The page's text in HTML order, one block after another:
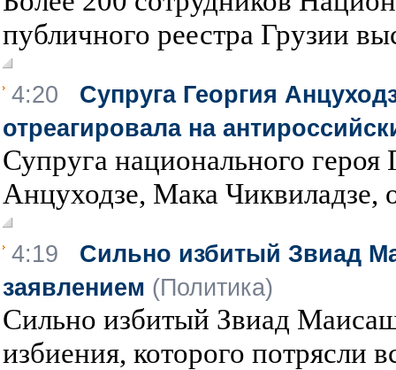
публичного реестра Грузии
4:20 Супруга Георгия
отреагировала на
Супруга национального героя
Анцуходзе, Мака Чиквиладзе,
4:19 Сильно избитый Звиад
заявлением (Политика)
Сильно избитый Звиад
избиения, которого потрясли